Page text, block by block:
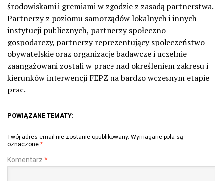
środowiskami i gremiami w zgodzie z zasadą partnerstwa.
Partnerzy z poziomu samorządów lokalnych i innych
instytucji publicznych, partnerzy społeczno-
gospodarczy, partnerzy reprezentujący społeczeństwo
obywatelskie oraz organizacje badawcze i uczelnie
zaangażowani zostali w prace nad określeniem zakresu i
kierunków interwencji FEPZ na bardzo wczesnym etapie
prac.
POWIĄZANE TEMATY:
Twój adres email nie zostanie opublikowany. Wymagane pola są
oznaczone *
Komentarz *